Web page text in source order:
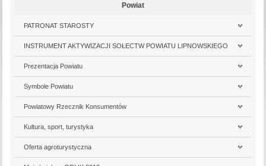
Powiat
PATRONAT STAROSTY
INSTRUMENT AKTYWIZACJI SOŁECTW POWIATU LIPNOWSKIEGO
Prezentacja Powiatu
Symbole Powiatu
Powiatowy Rzecznik Konsumentów
Kultura, sport, turystyka
Oferta agroturystyczna